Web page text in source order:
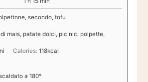
secondo, tofu
mais, patate dolci, pic nic, polpette,
Calories: 118kcal
a 180°